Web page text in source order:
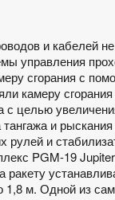
и кабелей
управления
сгорания с
камеру
с целью
тангажа и
рулей и
PGM-19
ракету
м. Одной из